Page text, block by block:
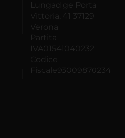
Lungadige Porta
Vittoria, 41 37129
Verona
Partita
IVA01541040232
Codice
Fiscale93009870234